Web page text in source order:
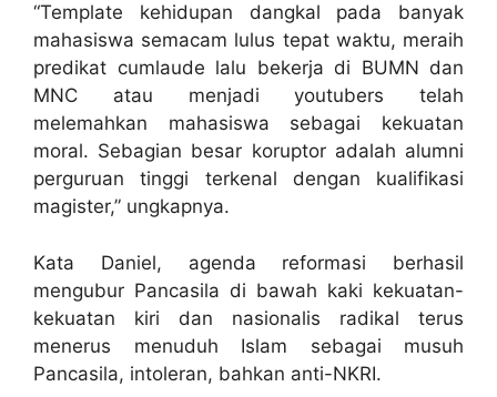
“Template kehidupan dangkal pada banyak
mahasiswa semacam lulus tepat waktu, meraih
predikat cumlaude lalu bekerja di BUMN dan
MNC atau menjadi youtubers telah
melemahkan mahasiswa sebagai kekuatan
moral. Sebagian besar koruptor adalah alumni
perguruan tinggi terkenal dengan kualifikasi
magister,” ungkapnya.
Kata Daniel, agenda reformasi berhasil
mengubur Pancasila di bawah kaki kekuatan-
kekuatan kiri dan nasionalis radikal terus
menerus menuduh Islam sebagai musuh
Pancasila, intoleran, bahkan anti-NKRI.